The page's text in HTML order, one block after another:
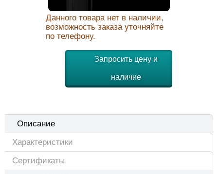
Данного товара нет в наличии,
возможность заказа уточняйте
по телефону.
Запросить цену и
наличие
Описание
Характеристики
Сертификаты